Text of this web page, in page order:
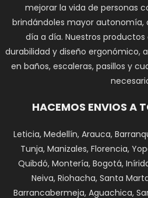
mejorar la vida de personas
brindándoles mayor
día a día. Nuestros
durabilidad y diseño ergonómico,
en baños, escaleras, pasillos y
HACEMOS ENVIOS A
Leticia, Medellín, Arauca,
Tunja, Manizales, Florencia,
Quibdó, Montería, Bogotá,
Neiva, Riohacha, Santa
Barrancabermeja, Aguachica,